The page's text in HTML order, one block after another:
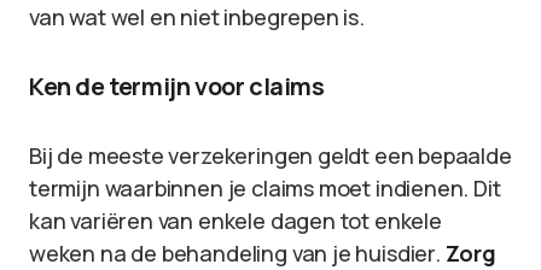
van wat wel en niet inbegrepen is.
Ken de termijn voor claims
Bij de meeste verzekeringen geldt een bepaalde
termijn waarbinnen je claims moet indienen. Dit
kan variëren van enkele dagen tot enkele
weken na de behandeling van je huisdier. Zorg